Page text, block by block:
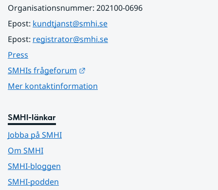
Organisationsnummer: 202100-0696
Epost: kundtjanst@smhi.se
Epost: registrator@smhi.se
Press
SMHIs frågeforum
Mer kontaktinformation
SMHI-länkar
Jobba på SMHI
Om SMHI
SMHI-bloggen
SMHI-podden